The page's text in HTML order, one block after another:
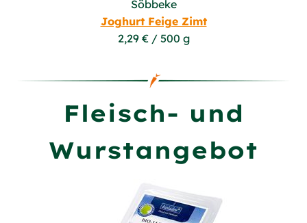
Söbbeke
Joghurt Feige Zimt
2,29 € / 500 g
Fleisch- und
Wurstangebot